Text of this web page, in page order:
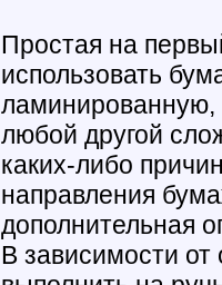
Простая на
использовать
ламинированную,
любой другой
каких-либо
направления
дополнительная
В зависимости